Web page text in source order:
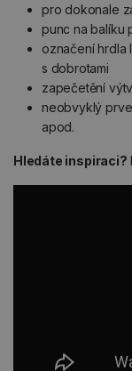
pro dokonale
punc na balíku
označení hrdla
s dobrotami
zapečetění
neobvyklý
apod.
Hledáte inspiraci?